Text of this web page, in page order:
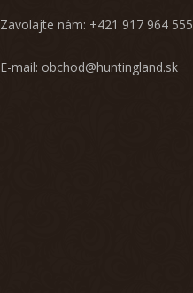
Zavolajte nám: +421 917 964 555
E-mail: obchod@huntingland.sk